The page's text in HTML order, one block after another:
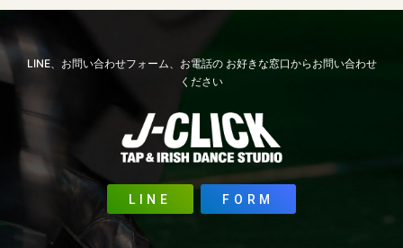
LINE、お問い合わせフォーム、お電話のお好きな窓口からお問い合わせ
ください
LINE FORM